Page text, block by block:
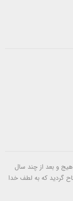
روستایی بنام کوهیج و بعد از چند سال
دوم در شهرستان بستک در سال 1389 افتتاح گردید که به لطف خدا